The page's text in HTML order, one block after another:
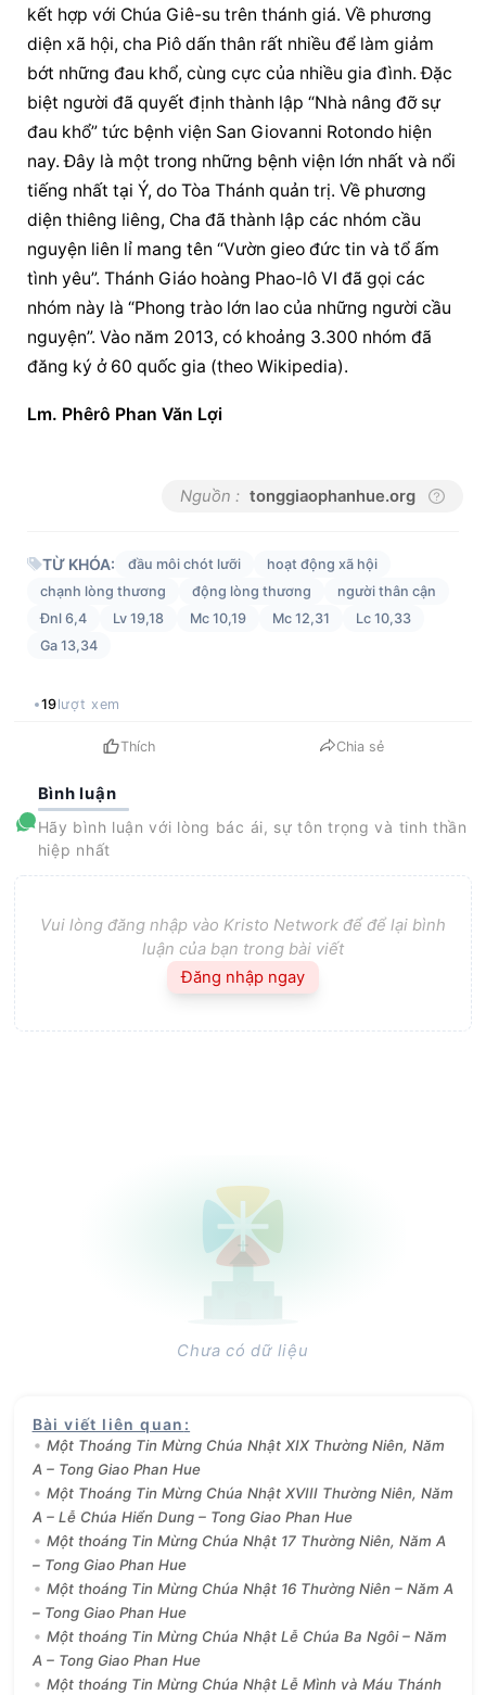
kết hợp với Chúa Giê-su trên thánh giá. Về phương
diện xã hội, cha Piô dấn thân rất nhiều để làm giảm
bớt những đau khổ, cùng cực của nhiều gia đình. Đặc
biệt người đã quyết định thành lập “Nhà nâng đỡ sự
đau khổ” tức bệnh viện San Giovanni Rotondo hiện
nay. Đây là một trong những bệnh viện lớn nhất và nổi
tiếng nhất tại Ý, do Tòa Thánh quản trị. Về phương
diện thiêng liêng, Cha đã thành lập các nhóm cầu
nguyện liên lỉ mang tên “Vườn gieo đức tin và tổ ấm
tình yêu”. Thánh Giáo hoàng Phao-lô VI đã gọi các
nhóm này là “Phong trào lớn lao của những người cầu
nguyện”. Vào năm 2013, có khoảng 3.300 nhóm đã
đăng ký ở 60 quốc gia (theo Wikipedia).
Lm. Phêrô Phan Văn Lợi
Nguồn : tonggiaophanhue.org
TỪ KHÓA: đầu môi chót lưỡi
hoạt động xã hội
chạnh lòng thương
động lòng thương
người thân cận
Đnl 6,4
Lv 19,18 Mc 10,19 Mc 12,31
Lc 10,33
Ga 13,34
19lượt xem
Thích Chia sẻ
Bình luận
Hãy bình luận với lòng bác ái, sự tôn trọng và tinh thần
hiệp nhất
Vui lòng đăng nhập vào Kristo Network để để lại bình
luận của bạn trong bài viết
Đăng nhập ngay
Chưa có dữ liệu
Bài viết liên quan :
Một Thoáng Tin Mừng Chúa Nhật XIX Thường Niên, Năm
A – Tong Giao Phan Hue
Một Thoáng Tin Mừng Chúa Nhật XVIII Thường Niên, Năm
A – Lễ Chúa Hiển Dung – Tong Giao Phan Hue
Một thoáng Tin Mừng Chúa Nhật 17 Thường Niên, Năm A
– Tong Giao Phan Hue
Một thoáng Tin Mừng Chúa Nhật 16 Thường Niên – Năm A
– Tong Giao Phan Hue
Một thoáng Tin Mừng Chúa Nhật Lễ Chúa Ba Ngôi – Năm
A – Tong Giao Phan Hue
Một thoáng Tin Mừng Chúa Nhật Lễ Mình và Máu Thánh